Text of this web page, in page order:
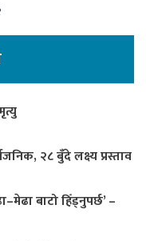
२८ बुँदे लक्ष्य प्रस्ताव
बाटो हिँड्नुपर्छ’ –